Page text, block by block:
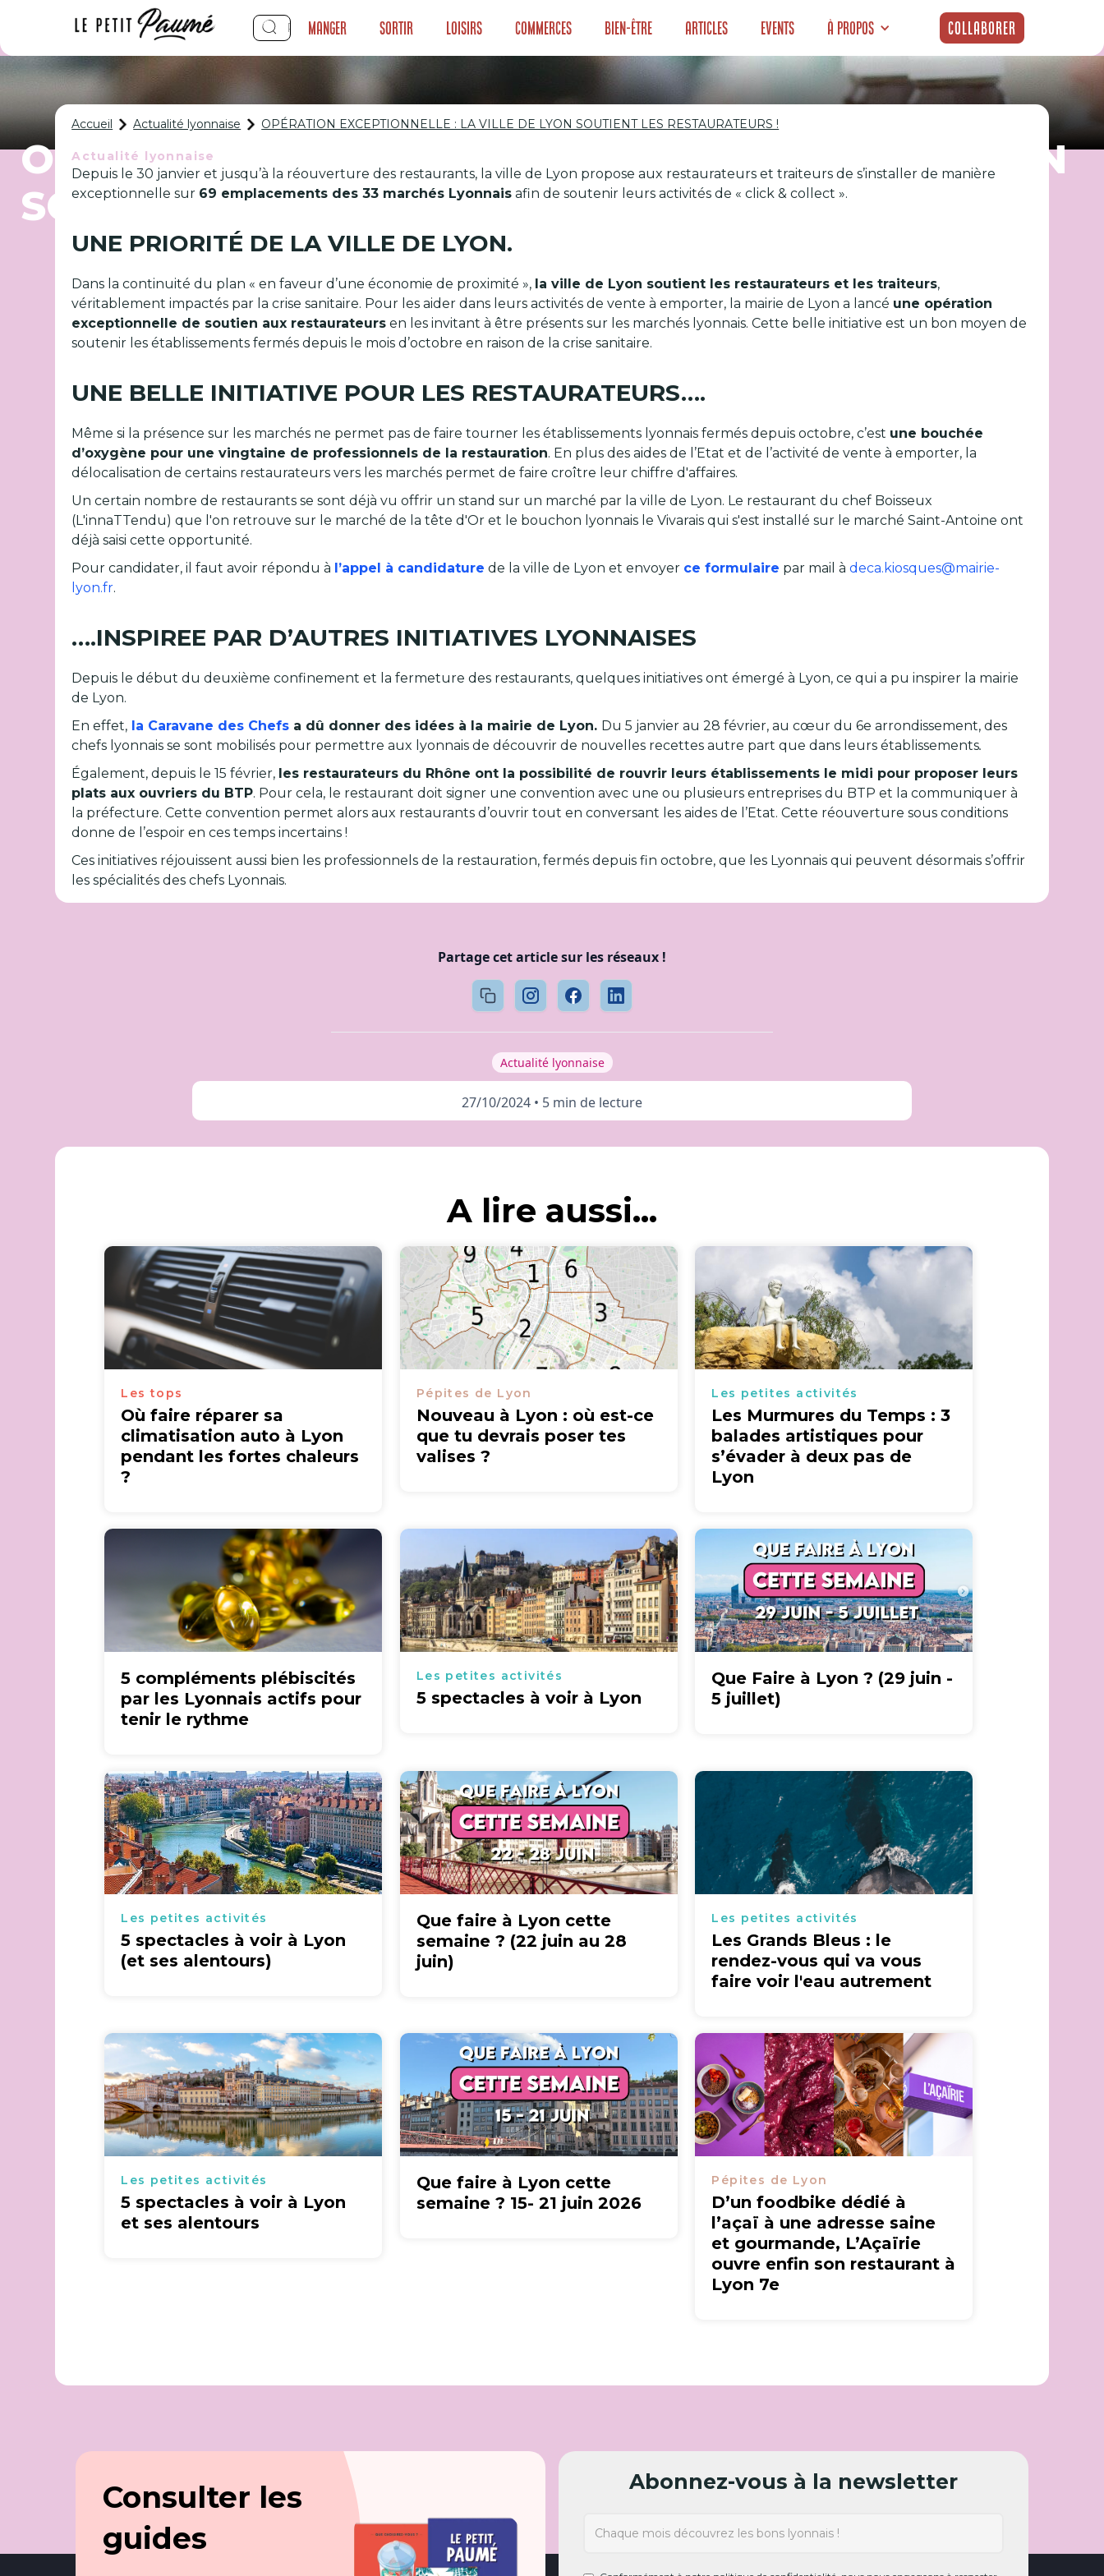
Manger Sortir Loisirs Commerces Bien-être Articles Events À propos Collaborer
OPÉRATION EXCEPTIONNELLE : LA VILLE DE LYON
SOUTIENT LES RESTAURATEURS !
Accueil Actualité lyonnaise OPÉRATION EXCEPTIONNELLE : LA VILLE DE LYON SOUTIENT LES RESTAURATEURS !
Actualité lyonnaise
Depuis le 30 janvier et jusqu’à la réouverture des restaurants, la ville de Lyon propose aux restaurateurs et traiteurs de s’installer de manière
exceptionnelle sur 69 emplacements des 33 marchés Lyonnais afin de soutenir leurs activités de « click & collect ».
UNE PRIORITÉ DE LA VILLE DE LYON.
Dans la continuité du plan « en faveur d’une économie de proximité », la ville de Lyon soutient les restaurateurs et les traiteurs,
véritablement impactés par la crise sanitaire. Pour les aider dans leurs activités de vente à emporter, la mairie de Lyon a lancé une opération
exceptionnelle de soutien aux restaurateurs en les invitant à être présents sur les marchés lyonnais. Cette belle initiative est un bon moyen de
soutenir les établissements fermés depuis le mois d’octobre en raison de la crise sanitaire.
UNE BELLE INITIATIVE POUR LES RESTAURATEURS….
Même si la présence sur les marchés ne permet pas de faire tourner les établissements lyonnais fermés depuis octobre, c’est une bouchée
d’oxygène pour une vingtaine de professionnels de la restauration. En plus des aides de l’Etat et de l’activité de vente à emporter, la
délocalisation de certains restaurateurs vers les marchés permet de faire croître leur chiffre d'affaires.
Un certain nombre de restaurants se sont déjà vu offrir un stand sur un marché par la ville de Lyon. Le restaurant du chef Boisseux
(L'innaTTendu) que l'on retrouve sur le marché de la tête d'Or et le bouchon lyonnais le Vivarais qui s'est installé sur le marché Saint-Antoine ont
déjà saisi cette opportunité.
Pour candidater, il faut avoir répondu à l’appel à candidature de la ville de Lyon et envoyer ce formulaire par mail àdeca.kiosques@mairie-
lyon.fr.
….INSPIREE PAR D’AUTRES INITIATIVES LYONNAISES
Depuis le début du deuxième confinement et la fermeture des restaurants, quelques initiatives ont émergé à Lyon, ce qui a pu inspirer la mairie
de Lyon.
En effet, la Caravane des Chefs a dû donner des idées à la mairie de Lyon. Du 5 janvier au 28 février, au cœur du 6e arrondissement, des
chefs lyonnais se sont mobilisés pour permettre aux lyonnais de découvrir de nouvelles recettes autre part que dans leurs établissements.
Également, depuis le 15 février, les restaurateurs du Rhône ont la possibilité de rouvrir leurs établissements le midi pour proposer leurs
plats aux ouvriers du BTP. Pour cela, le restaurant doit signer une convention avec une ou plusieurs entreprises du BTP et la communiquer à
la préfecture. Cette convention permet alors aux restaurants d’ouvrir tout en conversant les aides de l’Etat. Cette réouverture sous conditions
donne de l’espoir en ces temps incertains !
Ces initiatives réjouissent aussi bien les professionnels de la restauration, fermés depuis fin octobre, que les Lyonnais qui peuvent désormais s’offrir
les spécialités des chefs Lyonnais.
Partage cet article sur les réseaux !
Actualité lyonnaise
27/10/2024 • 5 min de lecture
A lire aussi...
Les tops
Où faire réparer sa
climatisation auto à Lyon
pendant les fortes chaleurs
?
Pépites de Lyon
Nouveau à Lyon : où est-ce
que tu devrais poser tes
valises ?
Les petites activités
Les Murmures du Temps : 3
balades artistiques pour
s’évader à deux pas de
Lyon
5 compléments plébiscités
par les Lyonnais actifs pour
tenir le rythme
Les petites activités
5 spectacles à voir à Lyon
Que Faire à Lyon ? (29 juin -
5 juillet)
Les petites activités
5 spectacles à voir à Lyon
(et ses alentours)
Que faire à Lyon cette
semaine ? (22 juin au 28
juin)
Les petites activités
Les Grands Bleus : le
rendez-vous qui va vous
faire voir l'eau autrement
Les petites activités
5 spectacles à voir à Lyon
et ses alentours
Que faire à Lyon cette
semaine ? 15- 21 juin 2026
Pépites de Lyon
D’un foodbike dédié à
l’açaï à une adresse saine
et gourmande, L’Açaïrie
ouvre enfin son restaurant à
Lyon 7e
Consulter les
guides
Abonnez-vous à la newsletter